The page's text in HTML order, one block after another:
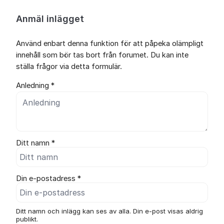
Anmäl inlägget
Använd enbart denna funktion för att påpeka olämpligt
innehåll som bör tas bort från forumet. Du kan inte
ställa frågor via detta formulär.
Anledning *
Ditt namn *
Din e-postadress *
Ditt namn och inlägg kan ses av alla. Din e-post visas aldrig
publikt.